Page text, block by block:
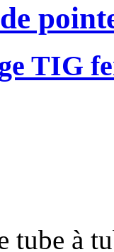
TIG
tube à